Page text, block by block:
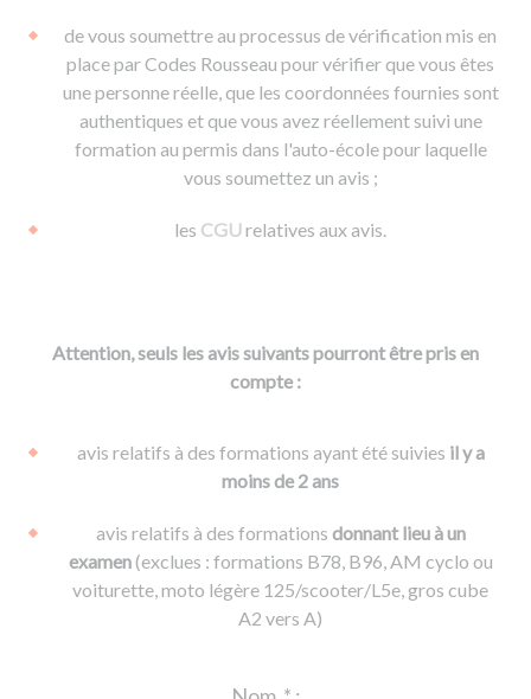
de vous soumettre au processus de vérification mis en
place par Codes Rousseau pour vérifier que vous êtes
une personne réelle, que les coordonnées fournies sont
authentiques et que vous avez réellement suivi une
formation au permis dans l'auto-école pour laquelle
vous soumettez un avis ;
les CGUrelatives aux avis.
Attention, seuls les avis suivants pourront être pris en
compte :
avis relatifs à des formations ayant été suivies il y a
moins de 2 ans
avis relatifs à des formations donnant lieu à un
examen(exclues : formations B78, B96, AM cyclo ou
voiturette, moto légère 125/scooter/L5e, gros cube
A2 vers A)